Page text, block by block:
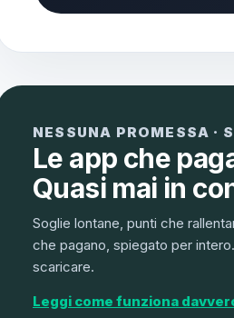
NESSUNA PROMESSA ·
Le app che
Quasi mai in
Soglie lontane, punti che
che pagano, spiegato per
scaricare.
Leggi come funziona